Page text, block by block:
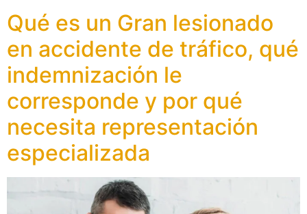
Qué es un Gran lesionado
en accidente de tráfico, qué
indemnización le
corresponde y por qué
necesita representación
especializada